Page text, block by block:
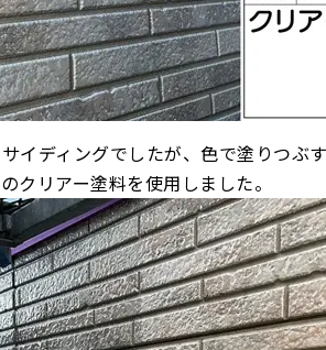
イディングでしたが、色で塗りつぶ
クリアー塗料を使用しました。